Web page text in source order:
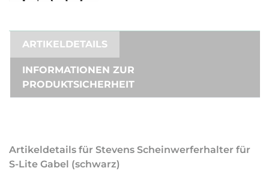
ARTIKELDETAILS
INFORMATIONEN ZUR
PRODUKTSICHERHEIT
Artikeldetails für Stevens Scheinwerferhalter für
S-Lite Gabel (schwarz)